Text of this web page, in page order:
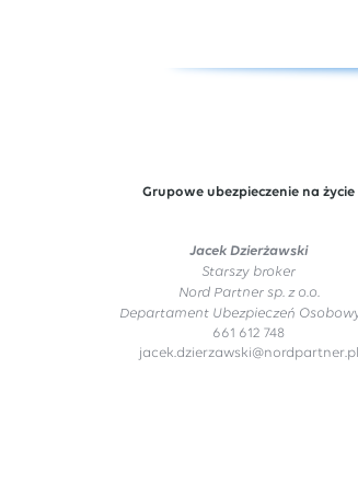
Grupowe ubezpieczenie na życie
Jacek Dzierżawski
Starszy broker
Nord Partner sp. z o.o.
Departament Ubezpieczeń
661 612 748
jacek.dzierzawski@nordpartner.pl